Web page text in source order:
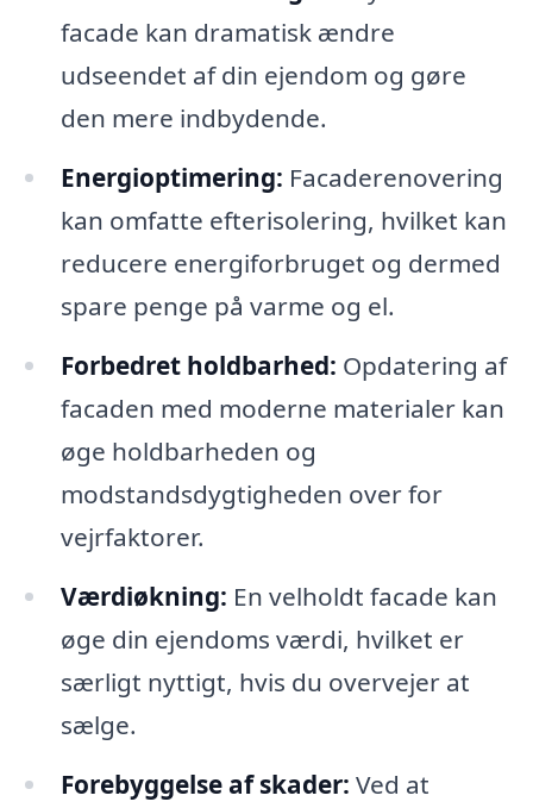
facade kan dramatisk ændre
udseendet af din ejendom og gøre
den mere indbydende.
Energioptimering: Facaderenovering
kan omfatte efterisolering, hvilket kan
reducere energiforbruget og dermed
spare penge på varme og el.
Forbedret holdbarhed: Opdatering af
facaden med moderne materialer kan
øge holdbarheden og
modstandsdygtigheden over for
vejrfaktorer.
Værdiøkning: En velholdt facade kan
øge din ejendoms værdi, hvilket er
særligt nyttigt, hvis du overvejer at
sælge.
Forebyggelse af skader: Ved at